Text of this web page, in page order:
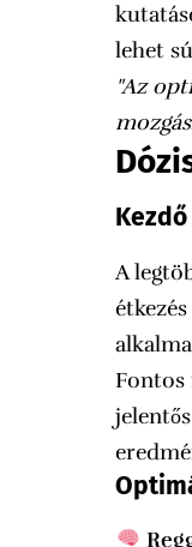
lehet
"Az
A
Fontos